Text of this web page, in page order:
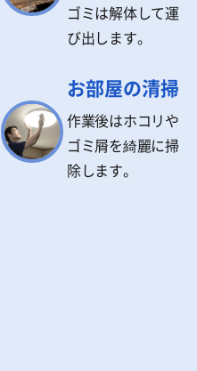
ゴミは解体して運
び出します。
お部屋の清掃
作業後はホコリや
ゴミ屑を綺麗に掃
除します。